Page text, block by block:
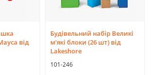
від
Будівельний набір Великі
м'які блоки (26 шт) від
Lakeshore
101-246